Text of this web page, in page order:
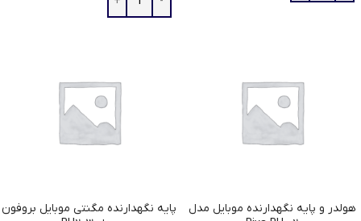
هولدر و پایه نگهدارنده موبایل مدل
پایه نگهدارنده مگنتی موبایل بروفون